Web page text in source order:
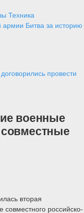
Техника
армии Битва за историю
провести
военные
вторая
российско-